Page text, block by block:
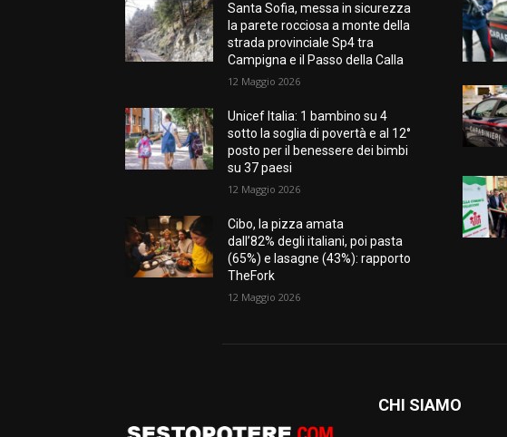
Santa Sofia, messa in sicurezza
la parete rocciosa a monte della
strada provinciale Sp4 tra
Campigna e il Passo della Calla
12 Maggio 2026
Unicef Italia: 1 bambino su 4
sotto la soglia di povertà e al 12°
posto per il benessere dei bimbi
su 37 paesi
12 Maggio 2026
Cibo, la pizza amata
dall’82% degli italiani, poi pasta
(65%) e lasagne (43%): rapporto
TheFork
12 Maggio 2026
CHI SIAMO